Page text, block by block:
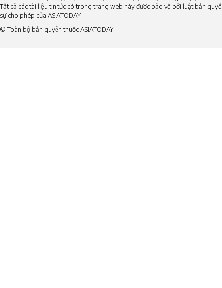
Tất cả các tài liệu tin tức có trong trang web này được bảo vệ bởi luật bản
sự cho phép của ASIATODAY
© Toàn bộ bản quyền thuộc ASIATODAY